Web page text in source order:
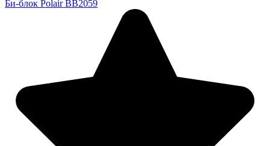
Би-блок Polair BB2059